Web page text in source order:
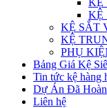
KỆ
KỆ
KỆ SẮT
KỆ
PHỤ
Bảng Giá Kệ
Tin tức kệ hàng
Dự Án Đã
Liên hệ